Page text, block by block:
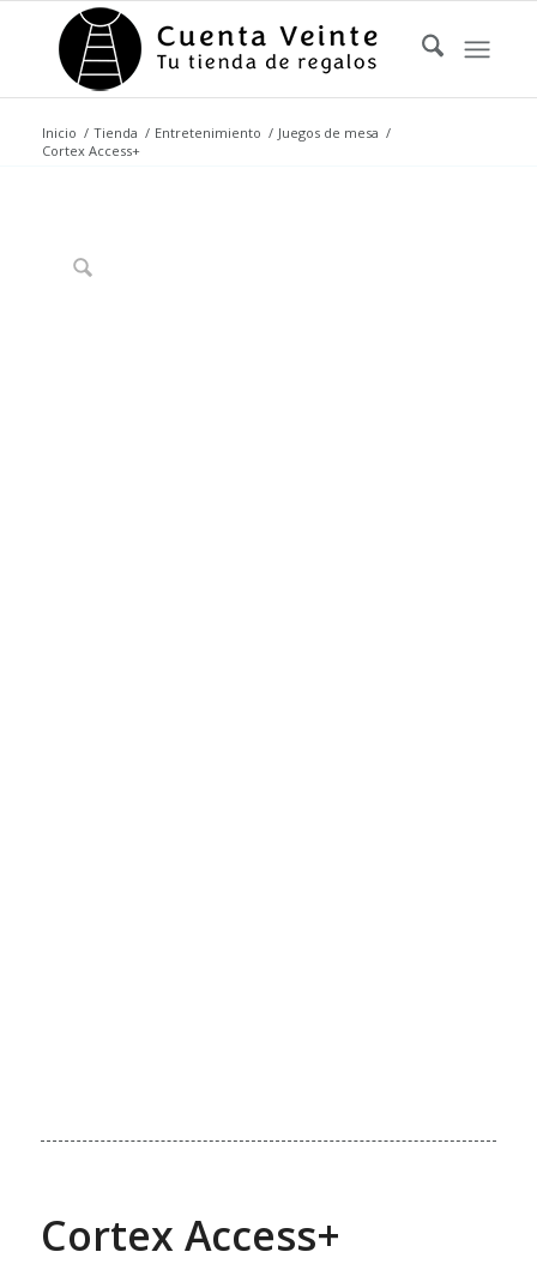
Inicio / Tienda / Entretenimiento / Juegos de mesa /
Cortex Access+
Cortex Access+